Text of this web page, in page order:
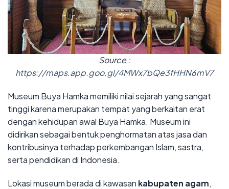
Source :
https://maps.app.goo.gl/4MWx7bQe3fHHN6mV7
Museum Buya Hamka memiliki nilai sejarah yang sangat
tinggi karena merupakan tempat yang berkaitan erat
dengan kehidupan awal Buya Hamka. Museum ini
didirikan sebagai bentuk penghormatan atas jasa dan
kontribusinya terhadap perkembangan Islam, sastra,
serta pendidikan di Indonesia.
Lokasi museum berada di kawasan kabupaten agam,